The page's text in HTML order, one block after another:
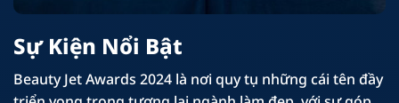
Sự Kiện Nổi Bật
Beauty Jet Awards 2024 là nơi quy tụ những cái tên đầy